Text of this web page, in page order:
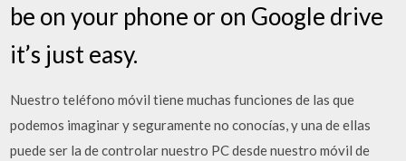
be on your phone or on Google drive
it’s just easy.
Nuestro teléfono móvil tiene muchas funciones de las que
podemos imaginar y seguramente no conocías, y una de ellas
puede ser la de controlar nuestro PC desde nuestro móvil de